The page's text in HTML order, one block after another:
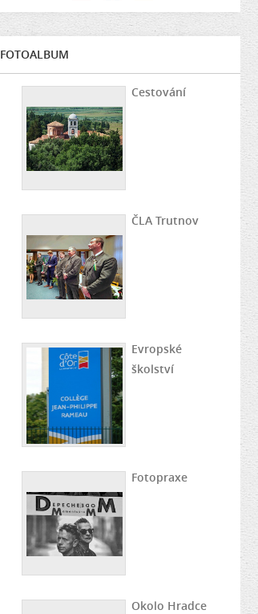
FOTOALBUM
Cestování
ČLA Trutnov
Evropské
školství
Fotopraxe
Okolo Hradce